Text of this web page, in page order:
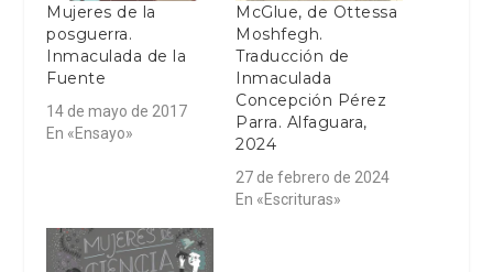
Mujeres de la
posguerra.
Inmaculada de la
Fuente
14 de mayo de 2017
En «Ensayo»
McGlue, de Ottessa
Moshfegh.
Traducción de
Inmaculada
Concepción Pérez
Parra. Alfaguara,
2024
27 de febrero de 2024
En «Escrituras»